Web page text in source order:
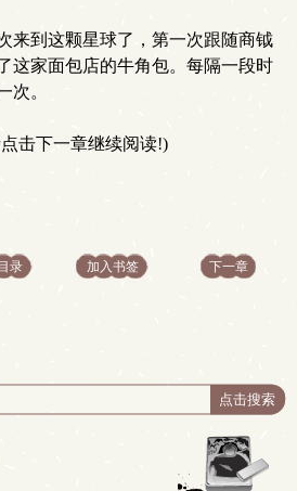
来到这颗星球了，第一次跟随商钺
这家面包店的牛角包。每隔一段时
次。
击下一章继续阅读!)
录 加入书签 下一章